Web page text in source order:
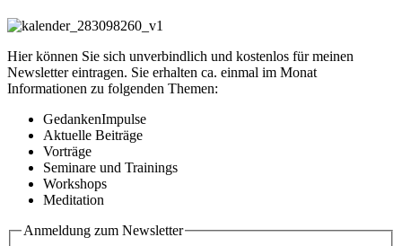
Hier können Sie sich unverbindlich und kostenlos für meinen
Newsletter eintragen. Sie erhalten ca. einmal im Monat
Informationen zu folgenden Themen:
GedankenImpulse
Aktuelle Beiträge
Vorträge
Seminare und Trainings
Workshops
Meditation
Anmeldung zum Newsletter